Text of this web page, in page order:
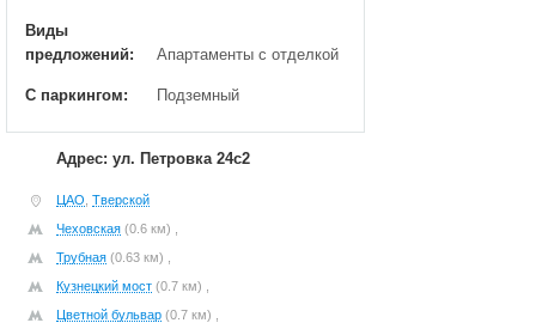
Виды
предложений:
Апартаменты с отделкой
С паркингом: Подземный
Адрес: ул. Петровка 24с2
ЦАО Тверской
Чеховская (0.6 км) ,
Трубная (0.63 км) ,
Кузнецкий мост (0.7 км) ,
Цветной бульвар (0.7 км) ,